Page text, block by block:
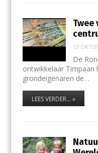
13
De
ontwikkelaar Timpaan
grondeigenaren de…
LEES VERDER... »